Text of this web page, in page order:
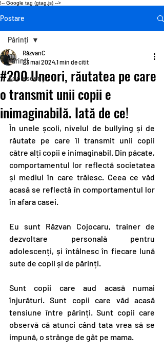
!-- Google tag (gtag.js) -->
Postare
Părinți
Adolescenți
Părinți
#200 Uneori, răutatea pe care
o transmit unii copii e
inimaginabilă. Iată de ce!
RăzvanC
23 mai 20241 min de citit
În unele școli, nivelul de bullying și de
răutate pe care îl transmit unii copii
către alți copii e inimaginabil. Din păcate,
comportamentul lor reflectă societatea
și mediul în care trăiesc. Ceea ce văd
acasă se reflectă în comportamentul lor
în afara casei.
Eu sunt Răzvan Cojocaru, trainer de
dezvoltare personală pentru
adolescenți, și întâlnesc în fiecare lună
sute de copii și de părinți.
Sunt copii care aud acasă numai
înjurături. Sunt copii care văd acasă
tensiune între părinți. Sunt copii care
observă că atunci când tata vrea să se
impună, o strânge de gât pe mama.